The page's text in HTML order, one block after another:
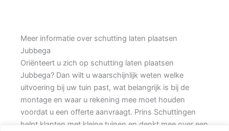
Meer informatie over schutting laten plaatsen
Jubbega
Oriënteert u zich op schutting laten plaatsen
Jubbega? Dan wilt u waarschijnlijk weten welke
uitvoering bij uw tuin past, wat belangrijk is bij de
montage en waar u rekening mee moet houden
voordat u een offerte aanvraagt. Prins Schuttingen
helpt klanten met kleine tuinen en denkt mee over een